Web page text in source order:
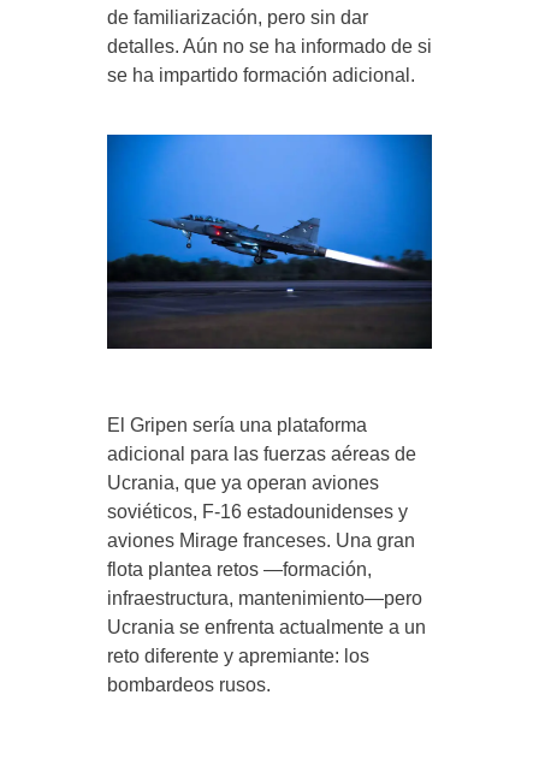
de familiarización, pero sin dar
detalles. Aún no se ha informado de si
se ha impartido formación adicional.
El Gripen sería una plataforma
adicional para las fuerzas aéreas de
Ucrania, que ya operan aviones
soviéticos, F-16 estadounidenses y
aviones Mirage franceses. Una gran
flota plantea retos —formación,
infraestructura, mantenimiento—pero
Ucrania se enfrenta actualmente a un
reto diferente y apremiante: los
bombardeos rusos.